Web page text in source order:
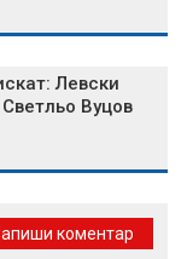
Левски
Вуцов
коментар